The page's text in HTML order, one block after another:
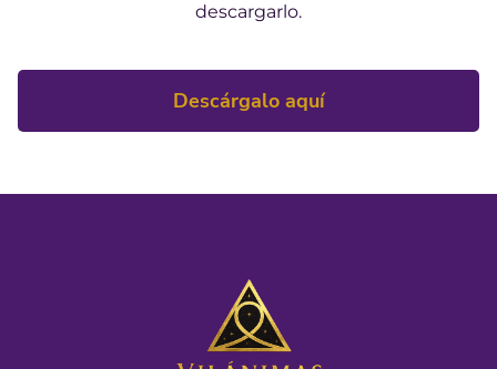
descargarlo.
Descárgalo aquí